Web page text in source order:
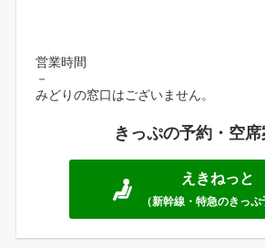
営業時間
－
みどりの窓口はございません。
きっぷの予約・空席
えきねっと
（新幹線・特急のきっぷ